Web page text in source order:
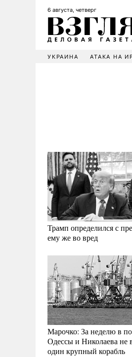
6 августа, четверг
УКРАИНА АТАКА НА
Трамп определился с
ему же во вред
Марочко: За неделю в
Одессы и Николаева не
один крупный корабль